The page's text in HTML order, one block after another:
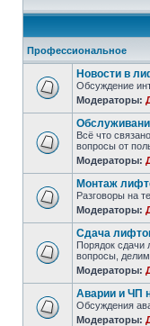
Профессиональное
Новости в
Обсуждение
Модераторы:
Всё что
вопросы от
Модераторы:
Монтаж
Разговоры на
Модераторы:
Сдача
Порядок
вопросы,
Модераторы:
Аварии и ЧП
Обсуждения
Модераторы: